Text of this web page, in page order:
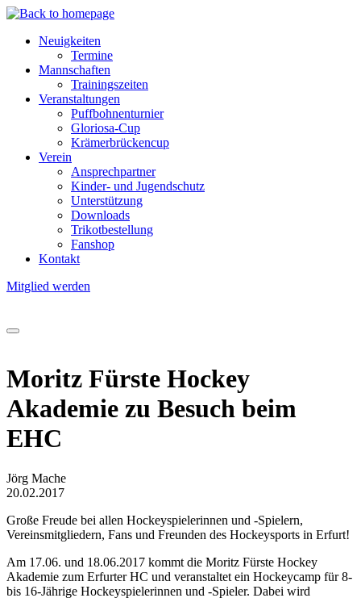
Direkt
Inhalt
Hauptnavigation
Neuigkeiten
Termine
Mannschaften
Trainingszeiten
Veranstaltungen
Puffbohnenturnier
Gloriosa-Cup
Krämerbrückencup
Verein
Ansprechpartner
Kinder- und Jugendschutz
Unterstützung
Downloads
Trikotbestellung
Fanshop
Kontakt
Mitglied werden
Moritz Fürste Hockey
Akademie zu Besuch beim
EHC
Jörg Mache
20.02.2017
Große Freude bei allen Hockeyspielerinnen und -Spielern,
Vereinsmitgliedern, Fans und Freunden des Hockeysports in Erfurt!
Am 17.06. und 18.06.2017 kommt die Moritz Fürste Hockey
Akademie zum Erfurter HC und veranstaltet ein Hockeycamp für 8-
bis 16-Jährige Hockeyspielerinnen und -Spieler. Dabei wird